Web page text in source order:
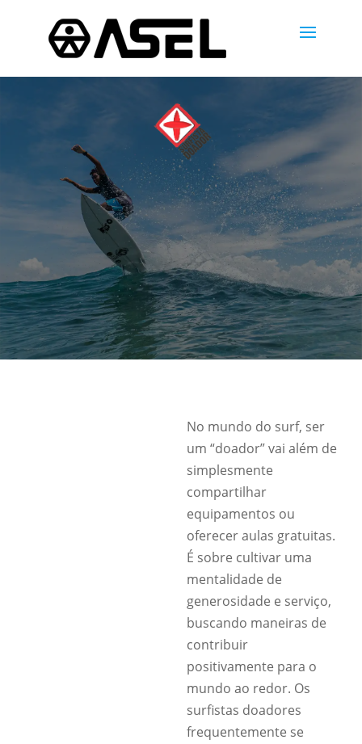
No mundo do surf, ser
um “doador” vai além de
simplesmente
compartilhar
equipamentos ou
oferecer aulas gratuitas.
É sobre cultivar uma
mentalidade de
generosidade e serviço,
buscando maneiras de
contribuir
positivamente para o
mundo ao redor. Os
surfistas doadores
frequentemente se